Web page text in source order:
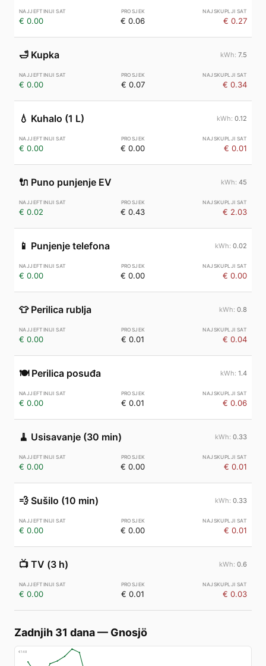
€ 0.00 € 0.06 € 0.27
🛁 Kupka 7.5
€ 0.00 € 0.07 € 0.34
💧 Kuhalo (1 L) 0.12
€ 0.00 € 0.00 € 0.01
🔌 Puno punjenje EV 45
€ 0.02 € 0.43 € 2.03
📱 Punjenje telefona 0.02
€ 0.00 € 0.00 € 0.00
👕 Perilica rublja 0.8
€ 0.00 € 0.01 € 0.04
🍽️ Perilica posuđa 1.4
€ 0.00 € 0.01 € 0.06
🧹 Usisavanje (30 min) 0.33
€ 0.00 € 0.00 € 0.01
💨 Sušilo (10 min) 0.33
€ 0.00 € 0.00 € 0.01
📺 TV (3 h) 0.6
€ 0.00 € 0.01 € 0.03
Zadnjih 31 dana— Gnosjö
€148